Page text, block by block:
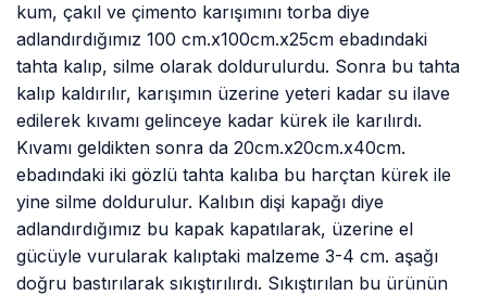
kum, çakıl ve çimento karışımını torba diye
adlandırdığımız 100 cm.x100cm.x25cm ebadındaki
tahta kalıp, silme olarak doldurulurdu. Sonra bu tahta
kalıp kaldırılır, karışımın üzerine yeteri kadar su ilave
edilerek kıvamı gelinceye kadar kürek ile karılırdı.
Kıvamı geldikten sonra da 20cm.x20cm.x40cm.
ebadındaki iki gözlü tahta kalıba bu harçtan kürek ile
yine silme doldurulur. Kalıbın dişi kapağı diye
adlandırdığımız bu kapak kapatılarak, üzerine el
gücüyle vurularak kalıptaki malzeme 3-4 cm. aşağı
doğru bastırılarak sıkıştırılırdı. Sıkıştırılan bu ürünün